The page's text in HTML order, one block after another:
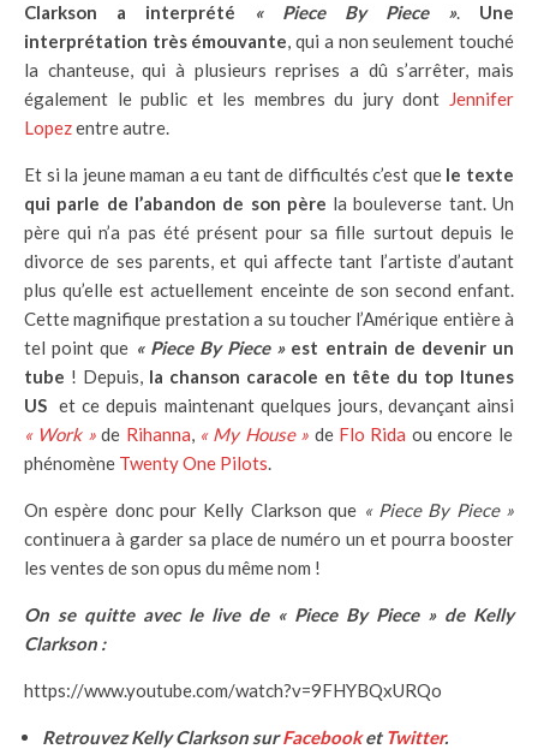
Clarkson a interprété
« Piece By Piece ». Une
interprétation très émouvante, qui a non seulement touché
la chanteuse, qui à plusieurs reprises a dû s’arrêter, mais
également le public et les membres du jury dont Jennifer
Lopezentre autre.
Et si la jeune maman a eu tant de difficultés c’est que le texte
qui parle de l’abandon de son père la bouleverse tant. Un
père qui n’a pas été présent pour sa fille surtout depuis le
divorce de ses parents, et qui affecte tant l’artiste d’autant
plus qu’elle est actuellement enceinte de son second enfant.
Cette magnifique prestation a su toucher l’Amérique entière à
tel point que « Piece By Piece »est entrain de devenir un
tube ! Depuis, la chanson caracole en tête du top Itunes
US et ce depuis maintenant quelques jours, devançant ainsi
« Work »de Rihanna, « My House » de Flo Rida ou encore le
phénomène Twenty One Pilots.
On espère donc pour Kelly Clarkson que « Piece By Piece »
continuera à garder sa place de numéro un et pourra booster
les ventes de son opus du même nom !
On se quitte avec le live de « Piece By Piece » de Kelly
Clarkson :
https://www.youtube.com/watch?v=9FHYBQxURQo
Retrouvez Kelly Clarkson surFacebooket Twitter.